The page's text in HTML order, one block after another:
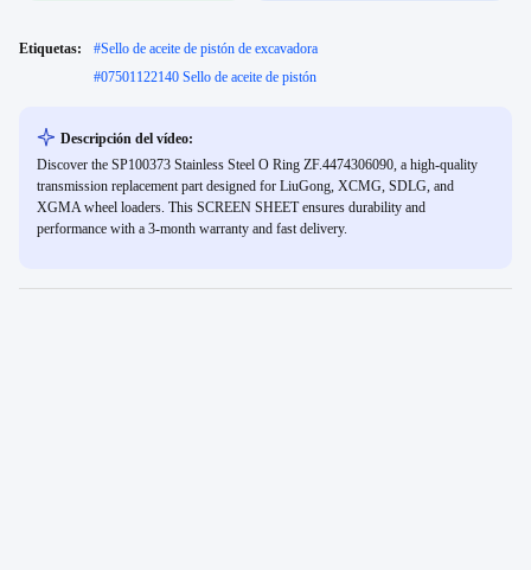
Etiquetas: #Sello de aceite de pistón de excavadora
#07501122140 Sello de aceite de pistón
Descripción del vídeo:
Discover the SP100373 Stainless Steel O Ring ZF.4474306090, a high-quality
transmission replacement part designed for LiuGong, XCMG, SDLG, and
XGMA wheel loaders. This SCREEN SHEET ensures durability and
performance with a 3-month warranty and fast delivery.